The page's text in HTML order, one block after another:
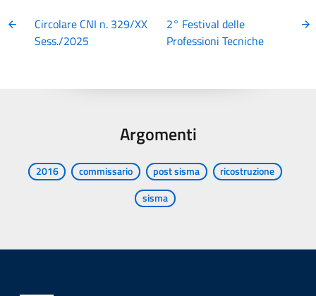
Circolare CNI n. 329/XX
Sess./2025
2° Festival delle
Professioni Tecniche
Argomenti
2016 commissario post sisma
ricostruzione
sisma